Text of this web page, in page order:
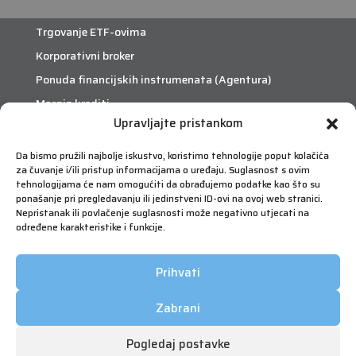
Upravljajte pristankom
Da bismo pružili najbolje iskustvo, koristimo tehnologije poput kolačića
za čuvanje i/ili pristup informacijama o uređaju. Suglasnost s ovim
tehnologijama će nam omogućiti da obrađujemo podatke kao što su
ponašanje pri pregledavanju ili jedinstveni ID-ovi na ovoj web stranici.
Nepristanak ili povlačenje suglasnosti može negativno utjecati na
određene karakteristike i funkcije.
Prihvati
Zabrani
Pogledaj postavke
Trgovanje ETF-ovima
Korporativni broker
Ponuda financijskih instrumenata (Agentura)
Margin krediti
eTrade
Što je eTrade?
eTrade